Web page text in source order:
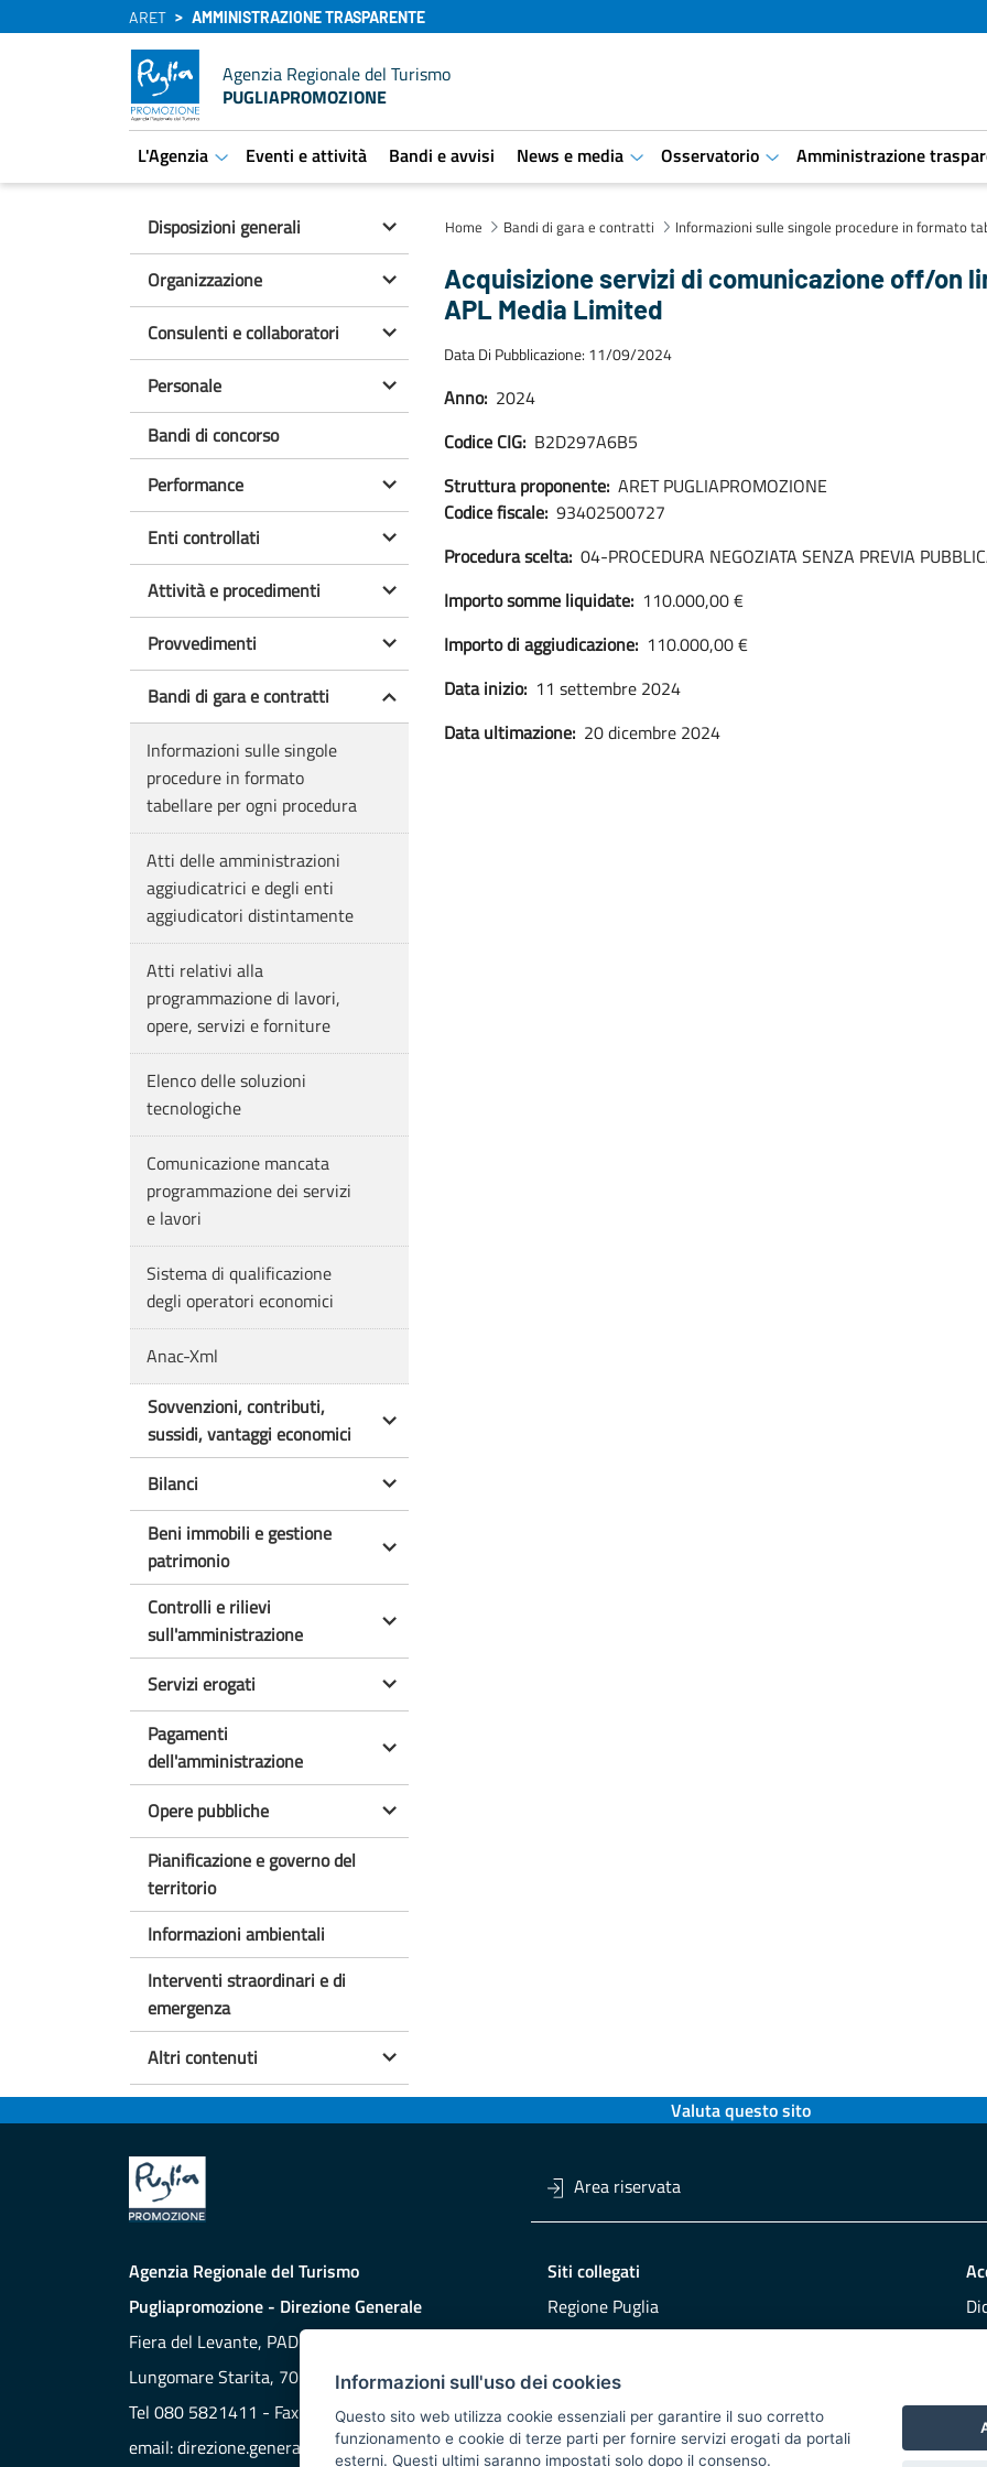
Informazioni sull'uso dei cookies
Questo sito web utilizza cookie essenziali per garantire il suo corretto
funzionamento e cookie di terze parti per fornire servizi erogati da portali
esterni. Questi ultimi saranno impostati solo dopo il consenso.
ARET AMMINISTRAZIONE TRASPARENTE
Agenzia Regionale del Turismo
PUGLIAPROMOZIONE
L'Agenzia
aret.open.submenu
Eventi e attività Bandi e avvisi News e media
aret.open.submenu
Osservatorio
aret.open.submenu
Amministrazione
Disposizioni generali
Organizzazione
Consulenti e collaboratori
Personale
Bandi di concorso
Performance
Enti controllati
Attività e procedimenti
Provvedimenti
Bandi di gara e contratti
Informazioni sulle singole
procedure in formato
tabellare per ogni procedura
Atti delle amministrazioni
aggiudicatrici e degli enti
aggiudicatori distintamente
Atti relativi alla
programmazione di lavori,
opere, servizi e forniture
Elenco delle soluzioni
tecnologiche
Comunicazione mancata
programmazione dei servizi
e lavori
Sistema di qualificazione
degli operatori economici
Anac-Xml
Sovvenzioni, contributi,
sussidi, vantaggi economici
Bilanci
Beni immobili e gestione
patrimonio
Controlli e rilievi
sull'amministrazione
Servizi erogati
Pagamenti
dell'amministrazione
Opere pubbliche
Pianificazione e governo del
territorio
Informazioni ambientali
Interventi straordinari e di
emergenza
Altri contenuti
Home Bandi di gara e contratti Informazioni sulle singole procedure in formato
Acquisizione servizi di comunicazione off/on
APL Media Limited
Data Di Pubblicazione: 11/09/2024
Anno: 2024
Codice CIG: B2D297A6B5
Struttura proponente: ARET PUGLIAPROMOZIONE
Codice fiscale: 93402500727
Procedura scelta: 04-PROCEDURA NEGOZIATA SENZA PREVIA
Importo somme liquidate: 110.000,00 €
Importo di aggiudicazione: 110.000,00 €
Data inizio: 11 settembre 2024
Data ultimazione: 20 dicembre 2024
Valuta questo sito
Area riservata
Agenzia Regionale del Turismo
Pugliapromozione - Direzione Generale
Fiera del Levante, PAD. 172
Lungomare Starita, 70132 BARI
Tel 080 5821411 - Fax 080 5821429
email:direzione.generale@aret.regione.puglia.it
Siti collegati
Regione Puglia
DMS Puglia
Buy Puglia